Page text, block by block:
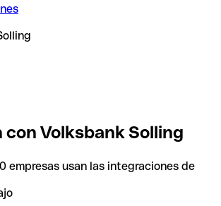
con Volksbank Solling
empresas usan las integraciones de